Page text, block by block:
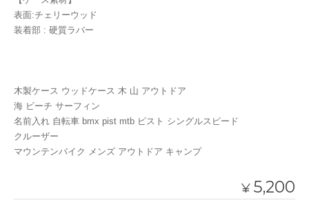
表面:チェリーウッド
装着部 : 硬質ラバー
木製ケース ウッドケース 木 山 アウトドア
海 ビーチ サーフィン
名前入れ 自転車 bmx pist mtb ピスト シングルスピード
クルーザー
マウンテンバイク メンズ アウトドア キャンプ
¥ 5,200